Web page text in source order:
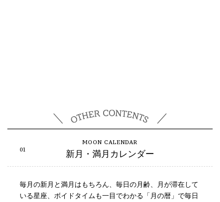
新月・満月カレンダー
毎月の新月と満月はもちろん、毎日の月齢、月が滞在して
いる星座、ボイドタイムも一目でわかる「月の暦」で毎日